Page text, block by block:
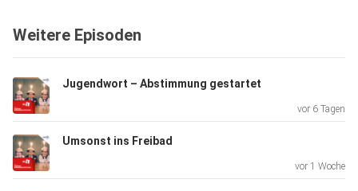
Weitere Episoden
Jugendwort – Abstimmung gestartet
vor 6 Tagen
Umsonst ins Freibad
vor 1 Woche